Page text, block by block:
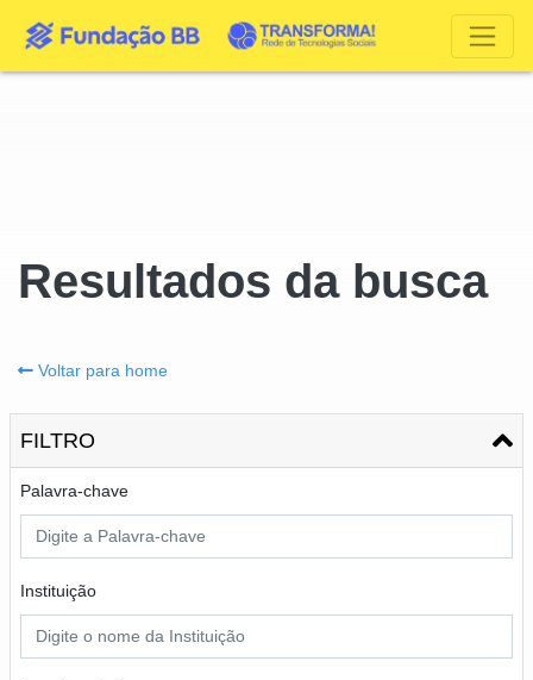
Resultados da busca
Voltar para home
FILTRO
Palavra-chave
Instituição